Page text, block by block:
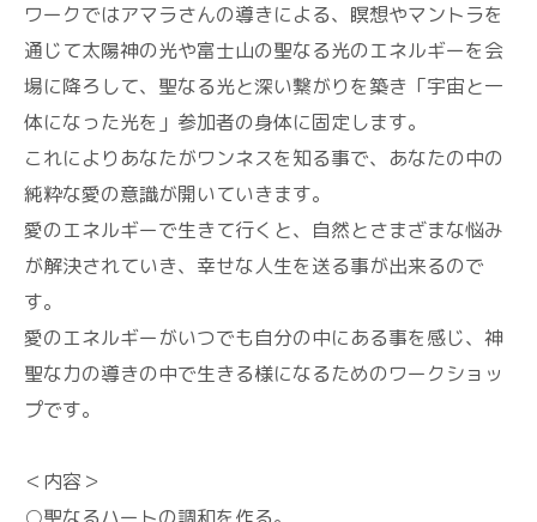
ワークではアマラさんの導きによる、瞑想やマントラを
通じて太陽神の光や富士山の聖なる光のエネルギーを会
場に降ろして、聖なる光と深い繋がりを築き「宇宙と一
体になった光を」参加者の身体に固定します。
これによりあなたがワンネスを知る事で、あなたの中の
純粋な愛の意識が開いていきます。
愛のエネルギーで生きて行くと、自然とさまざまな悩み
が解決されていき、幸せな人生を送る事が出来るので
す。
愛のエネルギーがいつでも自分の中にある事を感じ、神
聖な力の導きの中で生きる様になるためのワークショッ
プです。
＜内容＞